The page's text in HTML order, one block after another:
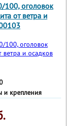
100, оголовок
от ветра и
и крепления